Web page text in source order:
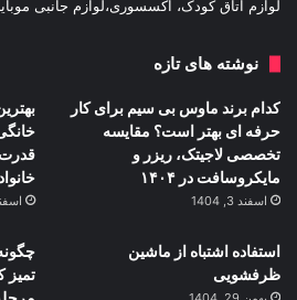
لوازم اتاق کودک، اکسسوری،لوازم جانبی
نوشته های تازه
کدام برند ماوس بی سیم برای کار
حرفه ای بهتر است؟ مقایسه
تخصصی لاجیتک، ریزر و
مایکروسافت در ۱۴۰۴
اسفند 3, 1404
قدرت
اسفند 2,
استفاده اشتباه از ماشین
ظرفشویی
تمیز